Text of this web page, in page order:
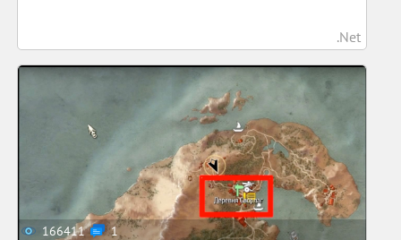
.Net
166411 1